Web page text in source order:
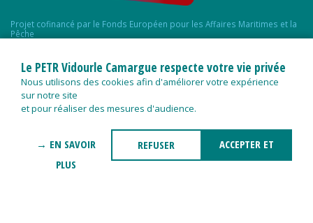
Projet cofinancé par le Fonds Européen pour les Affaires Maritimes et la
Pêche
Le PETR Vidourle Camargue respecte votre vie privée
Nous utilisons des cookies afin d'améliorer votre expérience
sur notre site
et pour réaliser des mesures d'audience.
→ EN SAVOIR
PLUS
REFUSER
ACCEPTER ET
FERMER